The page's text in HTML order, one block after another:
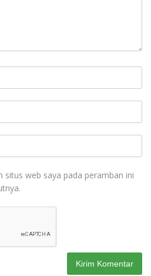
situs web saya pada peramban ini